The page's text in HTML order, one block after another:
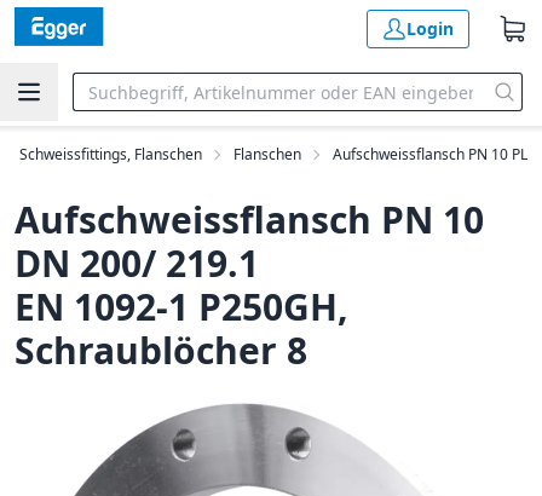
Login
Schweissfittings, Flanschen Flanschen Aufschweissflansch PN 10 PL
Aufschweissflansch PN 10
DN 200/ 219.1
EN 1092-1 P250GH,
Schraublöcher 8